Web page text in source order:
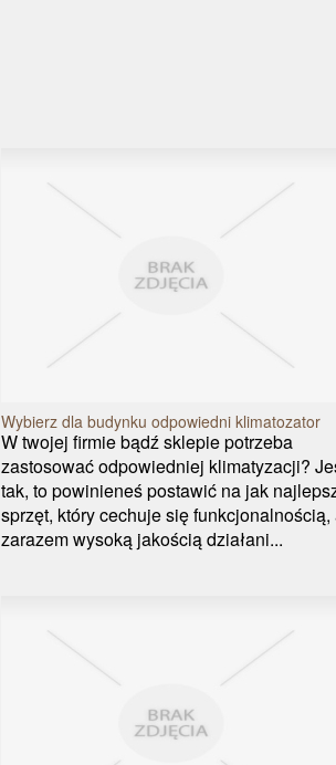
Wybierz dla budynku odpowiedni klimatozator
W twojej firmie bądź sklepie potrzeba
zastosować odpowiedniej klimatyzacji?
tak, to powinieneś postawić na jak
sprzęt, który cechuje się funkcjonalnością,
zarazem wysoką jakością działani...